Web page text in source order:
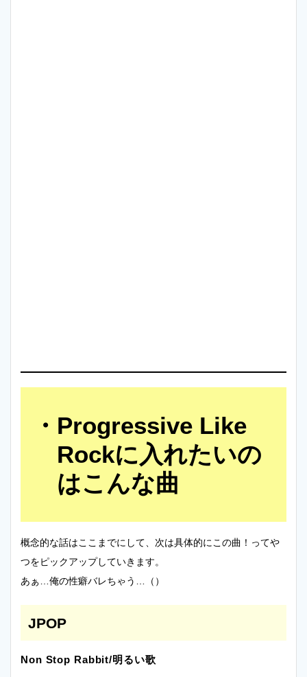
Progressive Like
Rockに入れたいの
はこんな曲
概念的な話はここまでにして、次は具体的にこの曲！ってや
つをピックアップしていきます。
あぁ…俺の性癖バレちゃう…（）
JPOP
Non Stop Rabbit/明るい歌